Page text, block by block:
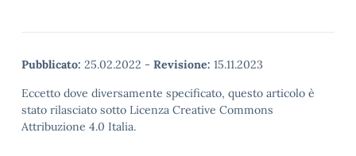
Pubblicato: 25.02.2022 - Revisione: 15.11.2023
Eccetto dove diversamente specificato, questo articolo è
stato rilasciato sotto Licenza Creative Commons
Attribuzione 4.0 Italia.